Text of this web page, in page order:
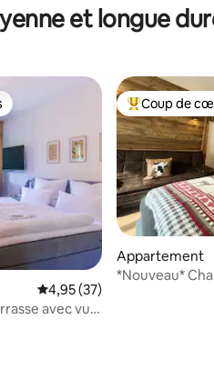
et longue
: 4,87 sur 5
Évaluation moyenne sur la
4,95 (37)
avec vue
Coups de
Coup de
Appartement
*Nouveau*